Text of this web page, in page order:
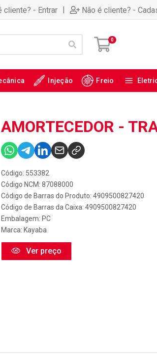
cliente? - Entrar | Não é cliente? -
0
Injeção Freio
AMORTECEDOR -
Código: 553382
Código NCM: 87088000
Código de Barras do Produto: 4909500827420
Código de Barras da Caixa: 4909500827420
Embalagem: PC
Marca: Kayaba
Ver preço